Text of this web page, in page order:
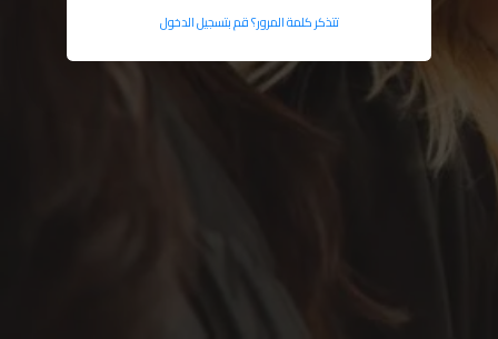
تتذكر كلمة المرور؟ قم بتسجيل الدخول